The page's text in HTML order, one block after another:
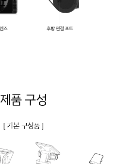
제품 구성
[ 기본 구성품 ]